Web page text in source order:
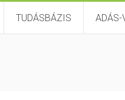
TUDÁSBÁZIS ADÁS-